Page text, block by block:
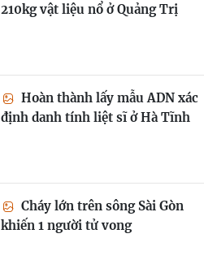
210kg vật liệu nổ ở Quảng Trị
Hoàn thành lấy mẫu ADN xác
định danh tính liệt sĩ ở Hà Tĩnh
Cháy lớn trên sông Sài Gòn
khiến 1 người tử vong